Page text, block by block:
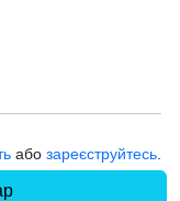
або зареєструйтесь